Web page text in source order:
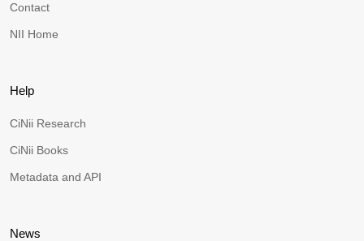
Contact
NII Home
Help
CiNii Research
CiNii Books
Metadata and API
News